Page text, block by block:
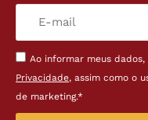
Ao informar meus
Privacidade, assim como o
de marketing.*